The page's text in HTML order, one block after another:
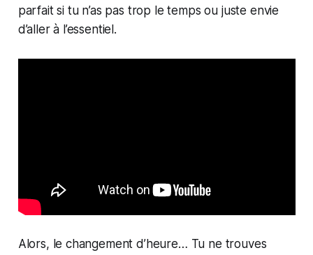
parfait si tu n’as pas trop le temps ou juste envie
d’aller à l’essentiel.
Alors, le changement d’heure… Tu ne trouves